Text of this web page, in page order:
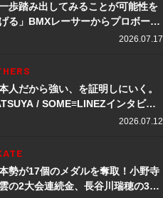
一歩踏み出してみることが可能性を
る」BMXレーサーからプロボート
ーサーへ転身。上田龍星が体現する
2026.07.17
人だから強い、を証明しにいく。
/ SOME≡LINEZインタビュ
2026.07.12
勢が17個のメダルを奪取！小野寺
の2大会連続金、長谷川瑞穂の3メ